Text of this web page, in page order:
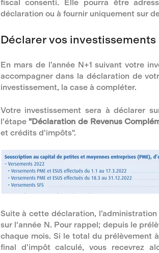
fiscal consenti. Elle pourra être
déclaration ou à fournir uniquement sur
Déclarer vos investissements
En mars de l’année N+1 suivant votre
accompagner dans la déclaration de
investissement, la case à compléter.
Votre investissement sera à déclarer
l'étape "Déclaration de Revenus
et crédits d'impôts".
Suite à cette déclaration,
sur l'année N. Pour rappel; depuis le
chaque mois. Si le total du prélèvement
final d’impôt calculé, vous recevrez